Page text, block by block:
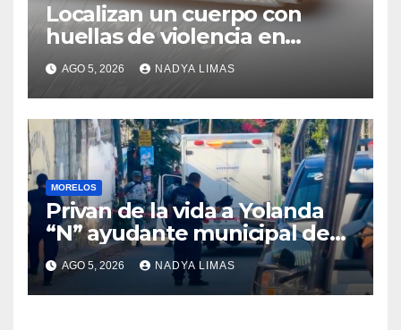
Localizan un cuerpo con
huellas de violencia en
Yautepec; es un hombre y se
desconoce su identidad
AGO 5, 2026 NADYA LIMAS
MORELOS
Privan de la vida a Yolanda
“N” ayudante municipal de
Tepetzingo Emiliano Zapata
en Morelos
AGO 5, 2026 NADYA LIMAS